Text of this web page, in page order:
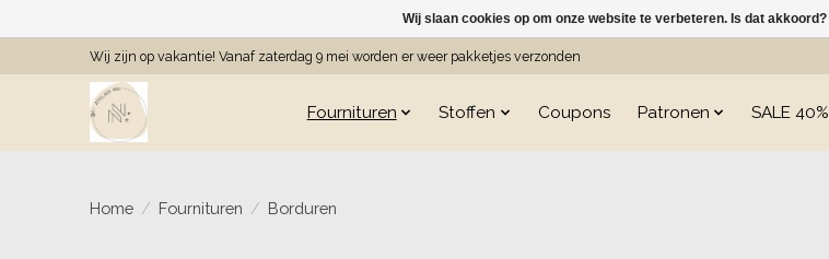
Wij zijn op vakantie! Vanaf zaterdag 9 mei worden er weer pakketjes verzonden
Fournituren Stoffen Coupons Patronen SALE 40%
Home / Fournituren / Borduren
Wij slaan cookies op om onze website te verbeteren. Is dat akkoord?